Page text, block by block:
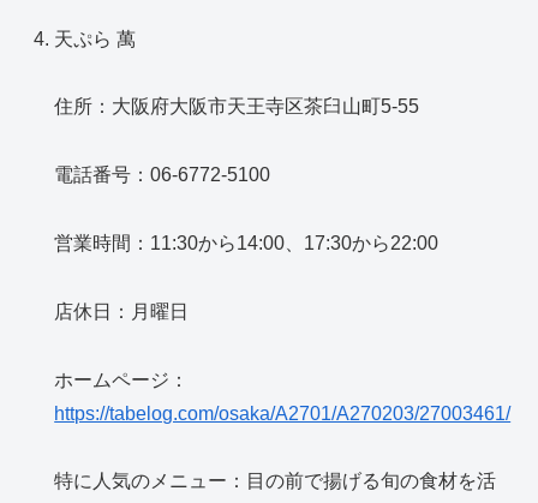
天ぷら 萬
住所：大阪府大阪市天王寺区茶臼山町5-55
電話番号：06-6772-5100
営業時間：11:30から14:00、17:30から22:00
店休日：月曜日
ホームページ：
https://tabelog.com/osaka/A2701/A270203/27003461/
特に人気のメニュー：目の前で揚げる旬の食材を活